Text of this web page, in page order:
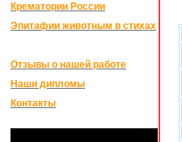
Крематории России
Эпитафии животным в стихах
Отзывы о нашей работе
Наши дипломы
Контакты